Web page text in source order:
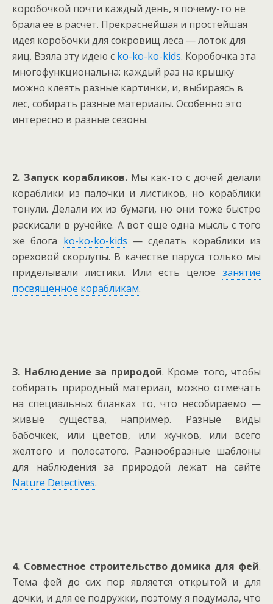
коробочкой почти каждый день, я почему-то не
брала ее в расчет. Прекраснейшая и простейшая
идея коробочки для сокровищ леса — лоток для
яиц. Взяла эту идею с ko-ko-ko-kids. Коробочка эта
многофункциональна: каждый раз на крышку
можно клеять разные картинки, и, выбираясь в
лес, собирать разные материалы. Особенно это
интересно в разные сезоны.
2. Запуск корабликов.Мы как-то с дочей делали
кораблики из палочки и листиков, но кораблики
тонули. Делали их из бумаги, но они тоже быстро
раскисали в ручейке. А вот еще одна мысль с того
же блога ko-ko-ko-kids — сделать кораблики из
ореховой скорлупы. В качестве паруса только мы
приделывали листики. Или есть целое занятие
посвященное корабликам.
3. Наблюдение за природой. Кроме того, чтобы
собирать природный материал, можно отмечать
на специальных бланках то, что несобираемо —
живые существа, например. Разные виды
бабочкек, или цветов, или жучков, или всего
желтого и полосатого. Разнообразные шаблоны
для наблюдения за природой лежат на сайте
Nature Detectives.
4. Совместное строительство домика для фей.
Тема фей до сих пор является открытой и для
дочки, и для ее подружки, поэтому я подумала, что